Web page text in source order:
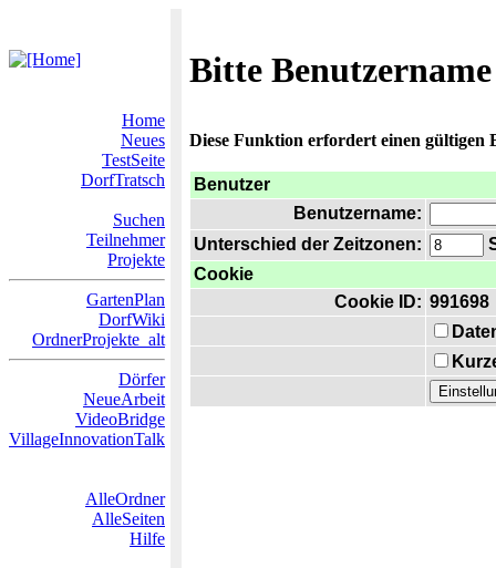
Bitte
Home
Neues
TestSeite
DorfTratsch
Suchen
Teilnehmer
Projekte
GartenPlan
DorfWiki
OrdnerProjekte_alt
Dörfer
NeueArbeit
VideoBridge
VillageInnovationTalk
AlleOrdner
AlleSeiten
Hilfe
Diese Funktion erfordert einen gültigen
Benutzer
Benutzername:
Unterschied der Zeitzonen:
Cookie
Cookie ID: 991698